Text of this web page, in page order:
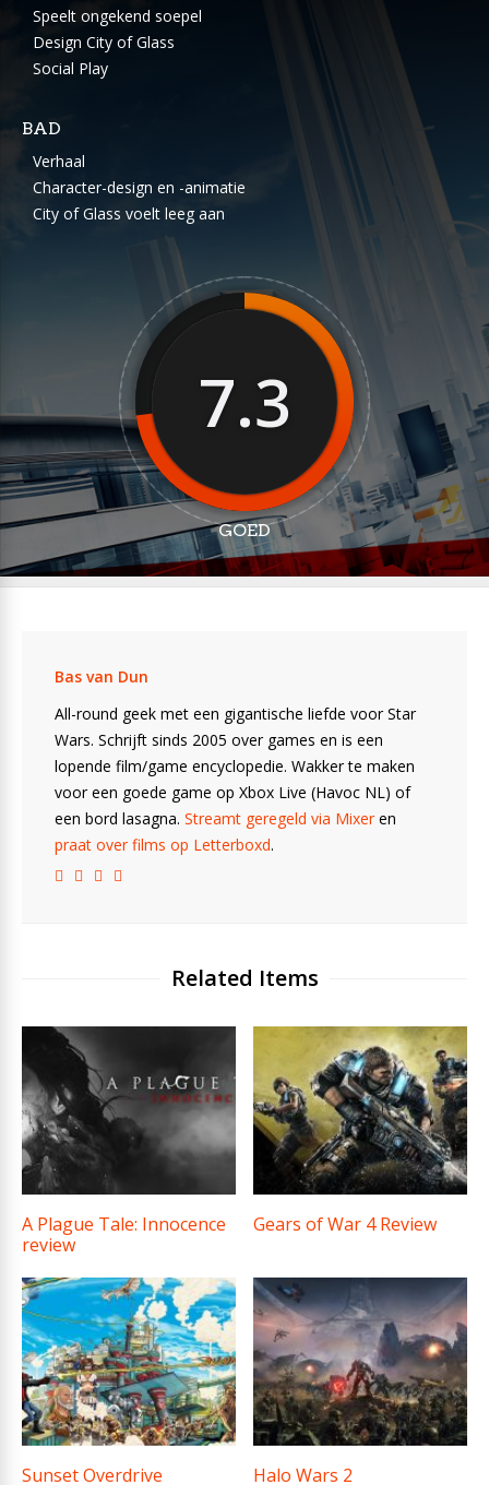
Speelt ongekend soepel
Design City of Glass
Social Play
BAD
Verhaal
Character-design en -animatie
City of Glass voelt leeg aan
7.3
GOED
Bas van Dun
All-round geek met een gigantische liefde voor Star
Wars. Schrijft sinds 2005 over games en is een
lopende film/game encyclopedie. Wakker te maken
voor een goede game op Xbox Live (Havoc NL) of
een bord lasagna. Streamt geregeld via Mixeren
praat over films op Letterboxd.
Related Items
A Plague Tale: Innocence
review
Gears of War 4 Review
Sunset Overdrive Halo Wars 2